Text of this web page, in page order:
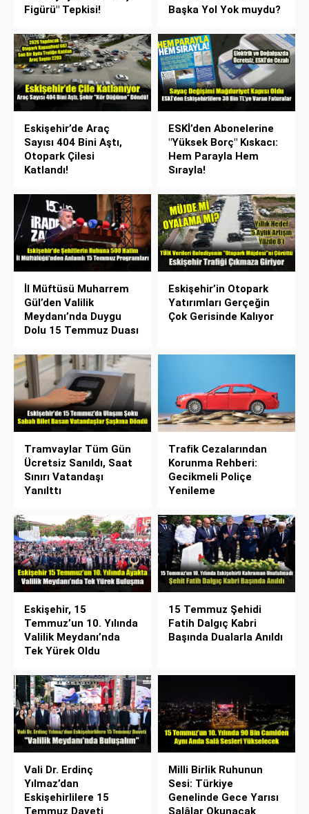
Figürü" Tepkisi!
Başka Yol Yok muydu?
Eskişehir’de Araç
Sayısı 404 Bini Aştı,
Otopark Çilesi
Katlandı!
ESKİ’den Abonelerine
"Yüksek Borç" Kıskacı:
Hem Parayla Hem
Sırayla!
İl Müftüsü Muharrem
Gül’den Valilik
Meydanı’nda Duygu
Dolu 15 Temmuz Duası
Eskişehir’in Otopark
Yatırımları Gerçeğin
Çok Gerisinde Kalıyor
Tramvaylar Tüm Gün
Ücretsiz Sanıldı, Saat
Sınırı Vatandaşı
Yanılttı
Trafik Cezalarından
Korunma Rehberi:
Gecikmeli Poliçe
Yenileme
Eskişehir, 15
Temmuz’un 10. Yılında
Valilik Meydanı’nda
Tek Yürek Oldu
15 Temmuz Şehidi
Fatih Dalgıç Kabri
Başında Dualarla Anıldı
Vali Dr. Erdinç
Yılmaz’dan
Eskişehirlilere 15
Temmuz Daveti
Milli Birlik Ruhunun
Sesi: Türkiye
Genelinde Gece Yarısı
Salâlar Okunacak